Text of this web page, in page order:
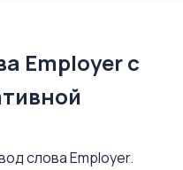
Employer с
слова Employer.